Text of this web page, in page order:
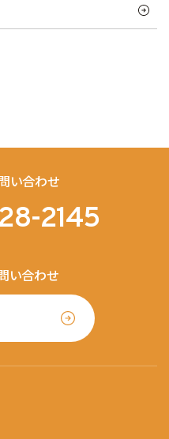
い合わせ
2145
い合わせ